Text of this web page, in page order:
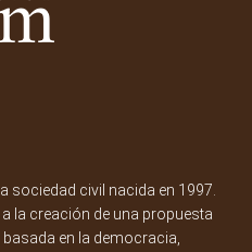
sociedad civil nacida en 1997.
la creación de una propuesta
en la democracia,